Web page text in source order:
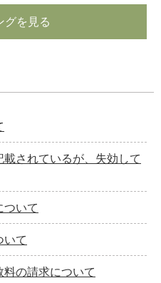
グを見る
されているが、失効して
ついて
いて
の請求について